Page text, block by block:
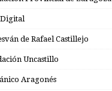
de Rafael Castillejo
Uncastillo
Aragonés